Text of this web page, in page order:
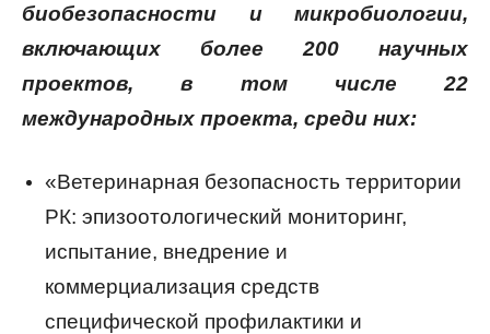
биобезопасности и микробиологии,
включающих более 200 научных
проектов, в том числе 22
международных проекта, среди них:
«Ветеринарная безопасность территории
РК: эпизоотологический мониторинг,
испытание, внедрение и
коммерциализация средств
специфической профилактики и